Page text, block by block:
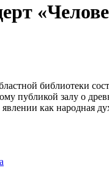
библиотеки
публикой залу о
как народная